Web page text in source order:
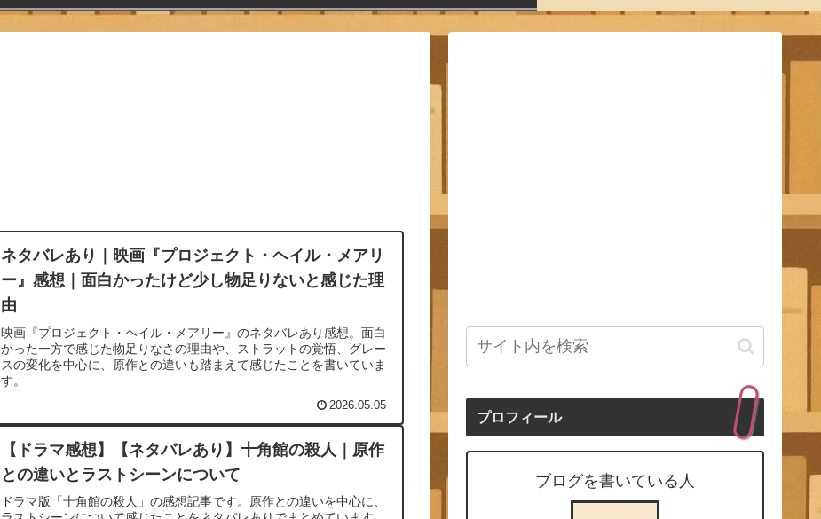
ネタバレあり｜映画『プロジェクト・ヘイル・メアリ
ー』感想｜面白かったけど少し物足りないと感じた理
由
映画『プロジェクト・ヘイル・メアリー』のネタバレあり感想。面白
かった一方で感じた物足りなさの理由や、ストラットの覚悟、グレー
スの変化を中心に、原作との違いも踏まえて感じたことを書いていま
す。
2026.05.05
【ドラマ感想】【ネタバレあり】十角館の殺人｜原作
との違いとラストシーンについて
ドラマ版「十角館の殺人」の感想記事です。原作との違いを中心に、
プロフィール
ブログを書いている人